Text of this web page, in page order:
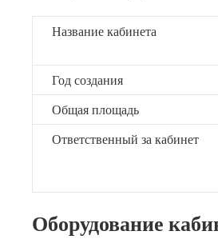
Название кабинета
Год создания
Общая площадь
Ответственный за кабинет
Оборудование